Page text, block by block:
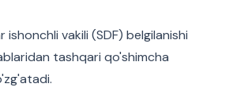
ishonchli vakili (SDF) belgilanishi
tashqari qo'shimcha